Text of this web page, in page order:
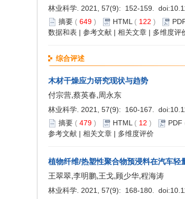
林业科学. 2021, 57(9): 152-159. doi:
摘要 ( 649 ) HTML ( 122 )
数据和表 | 参考文献 | 相关文章 | 多维度评
综合评述
木材干燥应力研究现状与趋势
付宗营,蔡英春,周永东
林业科学. 2021, 57(9): 160-167. doi:
摘要 ( 479 ) HTML ( 12 ) PDF
参考文献 | 相关文章 | 多维度评价
植物纤维/热塑性聚合物预浸料在汽车轻
王翠翠,李明鹏,王戈,顾少华,程海涛
林业科学. 2021, 57(9): 168-180. doi: